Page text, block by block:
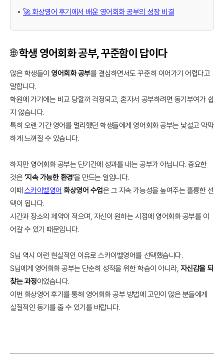
🚀 화상영어 후기에서 배운 영어회화 공부의 성장 비결
🌐 학생 영어회화 공부, 꾸준함이 답이다
많은 학생들이 영어회화 공부를 결심하면서도 꾸준히 이어가기 어렵다고
말합니다.
학원에 가기에는 비교 당할까 걱정되고, 혼자서 공부하려면 동기부여가 쉽
지 않습니다.
특히 오랜 기간 영어를 멀리했던 학생들에게 영어회화 공부는 낯설고 막막
하게 느껴질 수 있습니다.
하지만 영어회화 공부는 단기간에 성과를 내는 공부가 아닙니다. 중요한
것은 ‘지속 가능한 환경’을 만드는 일입니다.
이때 스카이벨영어 화상영어 수업은 그 지속 가능성을 높여주는 훌륭한 선
택이 됩니다.
시간과 장소의 제약이 적으며, 자신이 원하는 시점에 영어회화 공부를 이
어갈 수 있기 때문입니다.
S님 역시 이런 현실적인 이유로 스카이벨영어를 선택했습니다.
S님에게 영어회화 공부는 단순히 성적을 위한 학습이 아니라, 자신감을 되
찾는 과정이었습니다.
이번 화상영어 후기를 통해 영어회화 공부 방법에 고민이 많은 분들에게
실질적인 동기를 줄 수 있기를 바랍니다.